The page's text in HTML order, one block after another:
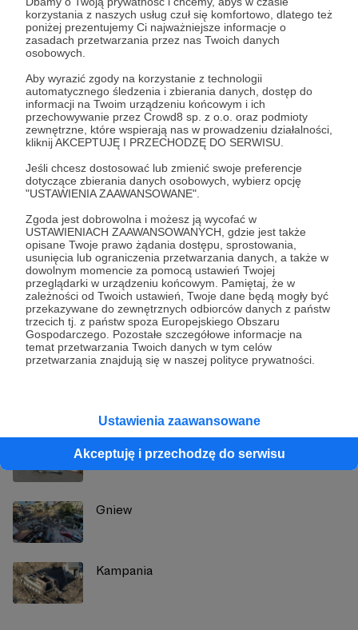
korzystania z naszych usług czuł się komfortowo, dlatego też
poniżej prezentujemy Ci najważniejsze informacje o
zasadach przetwarzania przez nas Twoich danych
osobowych.
Aby wyrazić zgody na korzystanie z technologii
automatycznego śledzenia i zbierania danych, dostęp do
informacji na Twoim urządzeniu końcowym i ich
przechowywanie przez Crowd8 sp. z o.o. oraz podmioty
zewnętrzne, które wspierają nas w prowadzeniu działalności,
kliknij AKCEPTUJĘ I PRZECHODZĘ DO SERWISU.
Jeśli chcesz dostosować lub zmienić swoje preferencje
dotyczące zbierania danych osobowych, wybierz opcję
"USTAWIENIA ZAAWANSOWANE".
Zgoda jest dobrowolna i możesz ją wycofać w
USTAWIENIACH ZAAWANSOWANYCH, gdzie jest także
opisane Twoje prawo żądania dostępu, sprostowania,
usunięcia lub ograniczenia przetwarzania danych, a także w
dowolnym momencie za pomocą ustawień Twojej
przeglądarki w urządzeniu końcowym. Pamiętaj, że w
zależności od Twoich ustawień, Twoje dane będą mogły być
przekazywane do zewnętrznych odbiorców danych z państw
trzecich tj. z państw spoza Europejskiego Obszaru
Gospodarczego. Pozostałe szczegółowe informacje na
temat przetwarzania Twoich danych w tym celów
przetwarzania znajdują się w naszej polityce prywatności.
Ustawienia zaawansowane
Akceptuję i przechodzę do serwisu
Zostań Patronem
Zaloguj się
ATACMS Berdiańsk Ługańsk atak rakietowy
bardak amunicja kasetowa
Udostępnij
Marcin Ogdowski
Zobacz profil autora
Status
Gniew
Kampania